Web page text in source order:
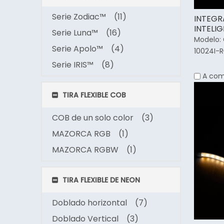
Serie Zodiac™
(11)
Serie Luna™
(16)
Serie Apolo™
(4)
Serie IRIS™
(8)
TIRA FLEXIBLE COB
COB de un solo color
(3)
MAZORCA RGB
(1)
MAZORCA RGBW
(1)
TIRA FLEXIBLE DE NEON
Doblado horizontal
(7)
Doblado Vertical
(3)
Modelo:
10024I-
A